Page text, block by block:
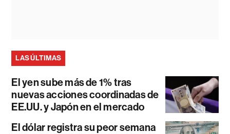
LAS ÚLTIMAS
El yen sube más de 1% tras
nuevas acciones coordinadas de
EE.UU. y Japón en el mercado
El dólar registra su peor semana